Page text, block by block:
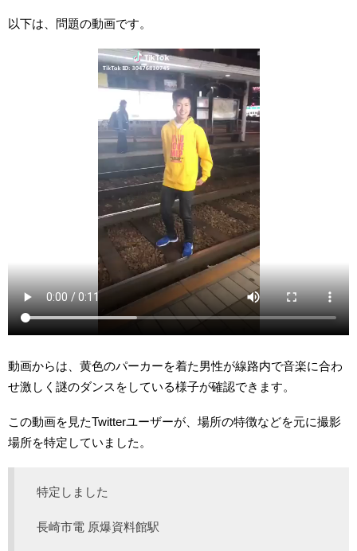
以下は、問題の動画です。
動画からは、黄色のパーカーを着た男性が線路内で音楽に合わ
せ激しく謎のダンスをしている様子が確認できます。
この動画を見たTwitterユーザーが、場所の特徴などを元に撮影
場所を特定していました。
特定しました
長崎市電 原爆資料館駅